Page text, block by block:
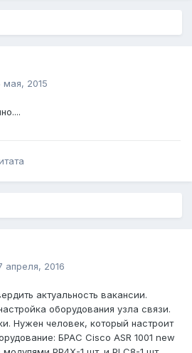
мая, 2015
апреля, 2016
актуальность вакансии.
оборудования узла связи.
Нужен человек, который настроит
БРАС Cisco ASR 1001 new